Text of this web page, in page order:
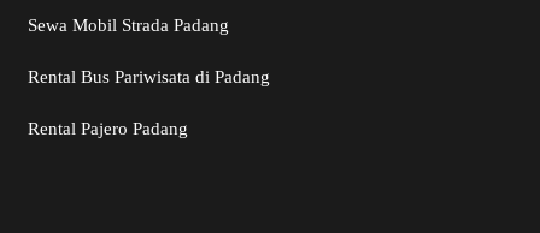
Sewa Mobil Strada Padang
Rental Bus Pariwisata di Padang
Rental Pajero Padang